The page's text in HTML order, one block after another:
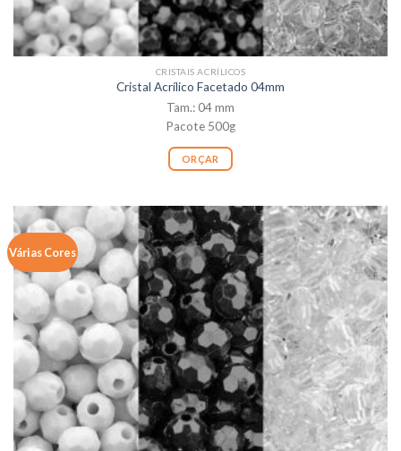
CRISTAIS ACRÍLICOS
Cristal Acrílico Facetado 04mm
Tam.: 04 mm
Pacote 500g
ORÇAR
Várias Cores